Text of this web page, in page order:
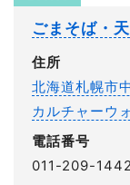
ごまそば・
住所
北海道札幌市
カルチャーウ
電話番号
011-209-1442